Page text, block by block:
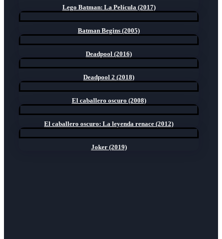
Lego Batman: La Película (2017)
Batman Begins (2005)
Deadpool (2016)
Deadpool 2 (2018)
El caballero oscuro (2008)
El caballero oscuro: La leyenda renace (2012)
Joker (2019)